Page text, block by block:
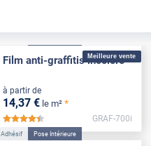
Meilleure vente
Film anti-graffitis incolore
à partir de
14,37 € le m² *
*****
GRAF-700i
Adhésif Pose Intérieure